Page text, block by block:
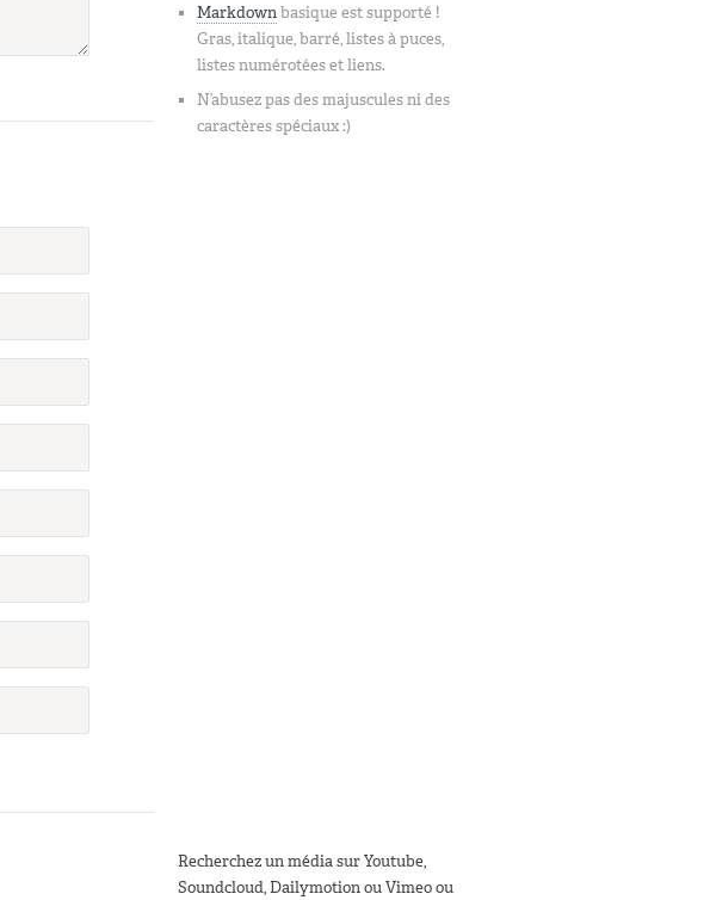
Markdownbasique est supporté !
Gras, italique, barré, listes à puces,
listes numérotées et liens.
N’abusez pas des majuscules ni des
caractères spéciaux :)
Recherchez un média sur Youtube,
Soundcloud, Dailymotion ou Vimeo ou